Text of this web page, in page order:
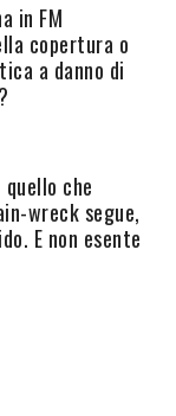
in FM
copertura o
a danno di
quello che
wreck segue,
E non esente